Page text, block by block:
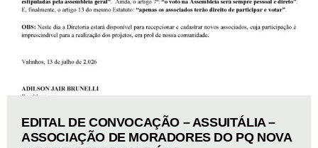
EDITAL DE CONVOCAÇÃO – ASSUITÁLIA –
ASSOCIAÇÃO DE MORADORES DO PQ NOVA